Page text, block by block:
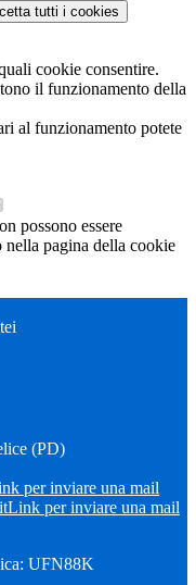
tutti i cookies
cookie consentire.
il funzionamento della
al funzionamento potete
possono essere
pagina della cookie
(PD)
per inviare una mail
Link per inviare una mail
UFN88K